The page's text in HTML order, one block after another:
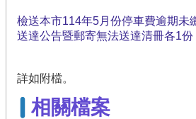
檢送本市114年5月份停車費逾期未
送達公告暨郵寄無法送達清冊各1
詳如附檔。
相關檔案